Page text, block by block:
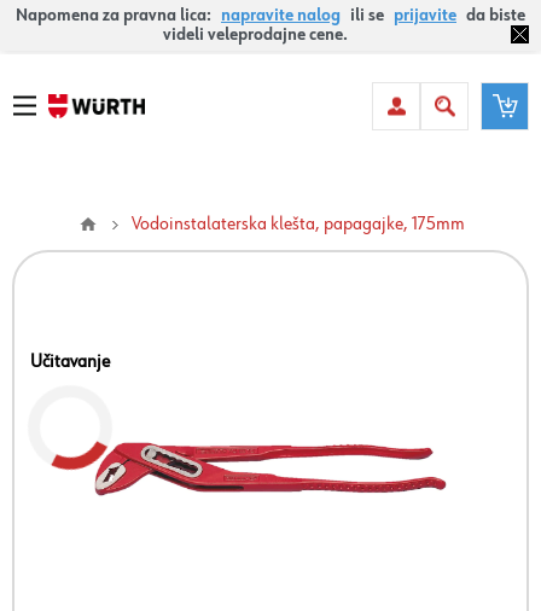
Napomena za pravna lica: napravite nalog ili se prijavite da biste
videli veleprodajne cene.
Vodoinstalaterska klešta, papagajke, 175mm
Učitavanje